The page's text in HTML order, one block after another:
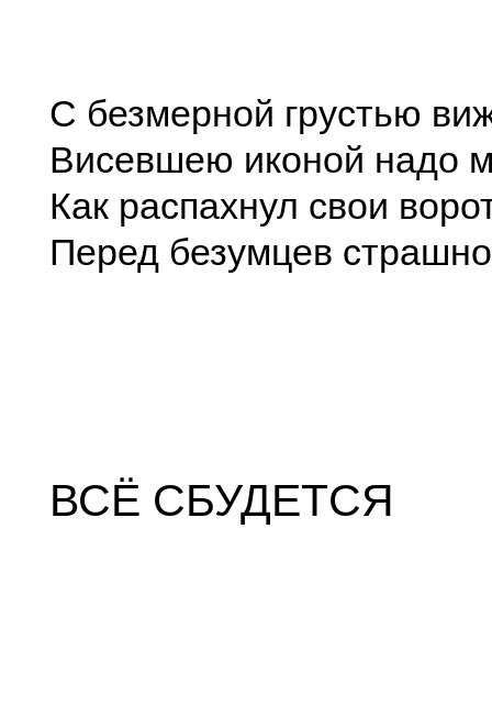
С безмерной грустью
Висевшею иконой надо
Как распахнул свои
Перед безумцев
ВСЁ СБУДЕТСЯ